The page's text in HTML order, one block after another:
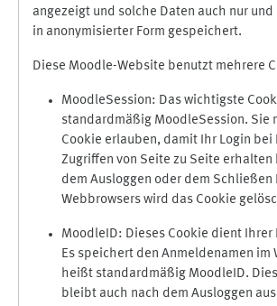
angezeigt und solche Daten auch nur
in anonymisierter Form gespeichert.
Diese Moodle-Website benutzt mehrere
MoodleSession: Das wichtigste
standardmäßig MoodleSession. Sie
Cookie erlauben, damit Ihr Login bei
Zugriffen von Seite zu Seite erhalten
dem Ausloggen oder dem Schließen
Webbrowsers wird das Cookie
MoodleID: Dieses Cookie dient
Es speichert den Anmeldenamen im
heißt standardmäßig MoodleID.
bleibt auch nach dem Ausloggen